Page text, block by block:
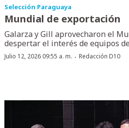
Selección Paraguaya
Mundial de exportación
Galarza y Gill aprovecharon el
despertar el interés de equipos
Julio 12, 2026 09:55 a. m. ·Redacción D10